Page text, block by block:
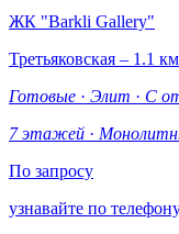
ЖК "Barkli Gallery"
Третьяковская – 1.1 км
Готовые · Элит · С
7 этажей ·
По запросу
узнавайте по